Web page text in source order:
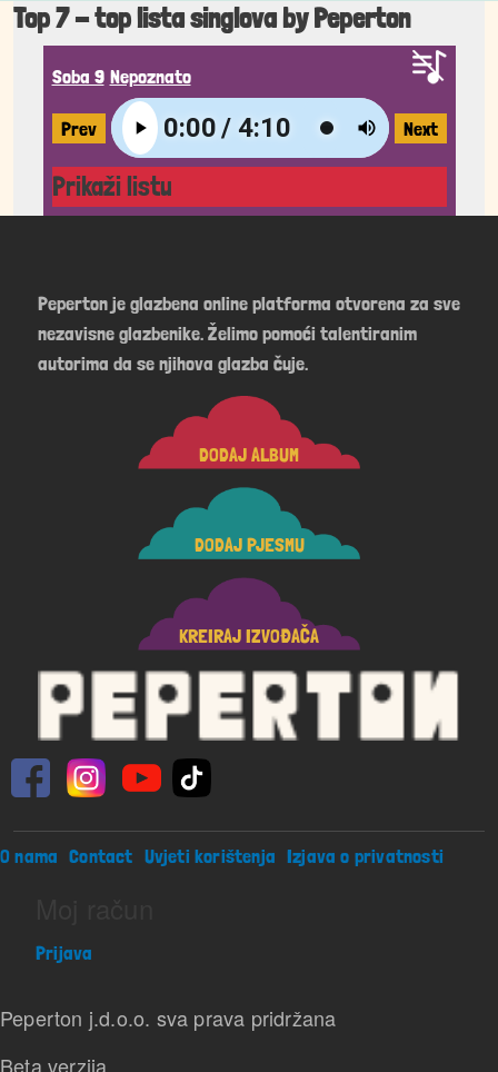
Top 7 - top lista singlova by Peperton
Soba 9 Nepoznato
Prev Next
Prikaži listu
Peperton je glazbena online platforma otvorena za sve
nezavisne glazbenike. Želimo pomoći talentiranim
autorima da se njihova glazba čuje.
DODAJ ALBUM
DODAJ PJESMU
KREIRAJ IZVOĐAČA
Footer menu
O nama Contact Uvjeti korištenja Izjava o privatnosti
Prijava
Peperton j.d.o.o. sva prava pridržana
Beta verzija